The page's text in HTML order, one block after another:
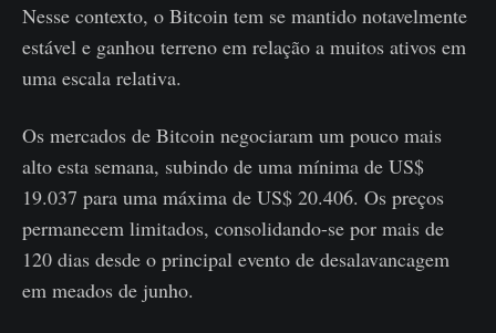
Nesse contexto, o Bitcoin tem se mantido notavelmente
estável e ganhou terreno em relação a muitos ativos em
uma escala relativa.
Os mercados de Bitcoin negociaram um pouco mais
alto esta semana, subindo de uma mínima de US$
19.037 para uma máxima de US$ 20.406. Os preços
permanecem limitados, consolidando-se por mais de
120 dias desde o principal evento de desalavancagem
em meados de junho.